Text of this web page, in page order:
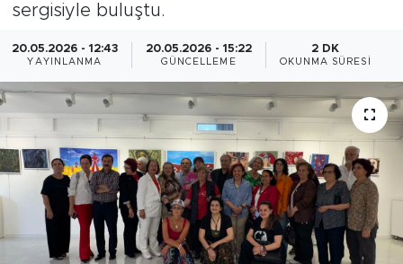
sergisiyle buluştu.
20.05.2026 - 12:43
YAYINLANMA
20.05.2026 - 15:22
GÜNCELLEME
2 DK
OKUNMA SÜRESI
Resmi İlanlar
Sağlık
Spor
Turizm